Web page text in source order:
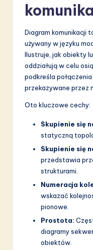
o
ti
Diagram komunikacji
używany w języku
Ilustruje, jak obiekty
oddziałują w celu
podkreśla
przekazywane przez
Oto kluczowe cechy:
Skupienie się
statyczną
Skupienie się
przedstawia
strukturami.
Numeracja
wskazać
pionowe.
Prostota:
diagramy
obiektów.